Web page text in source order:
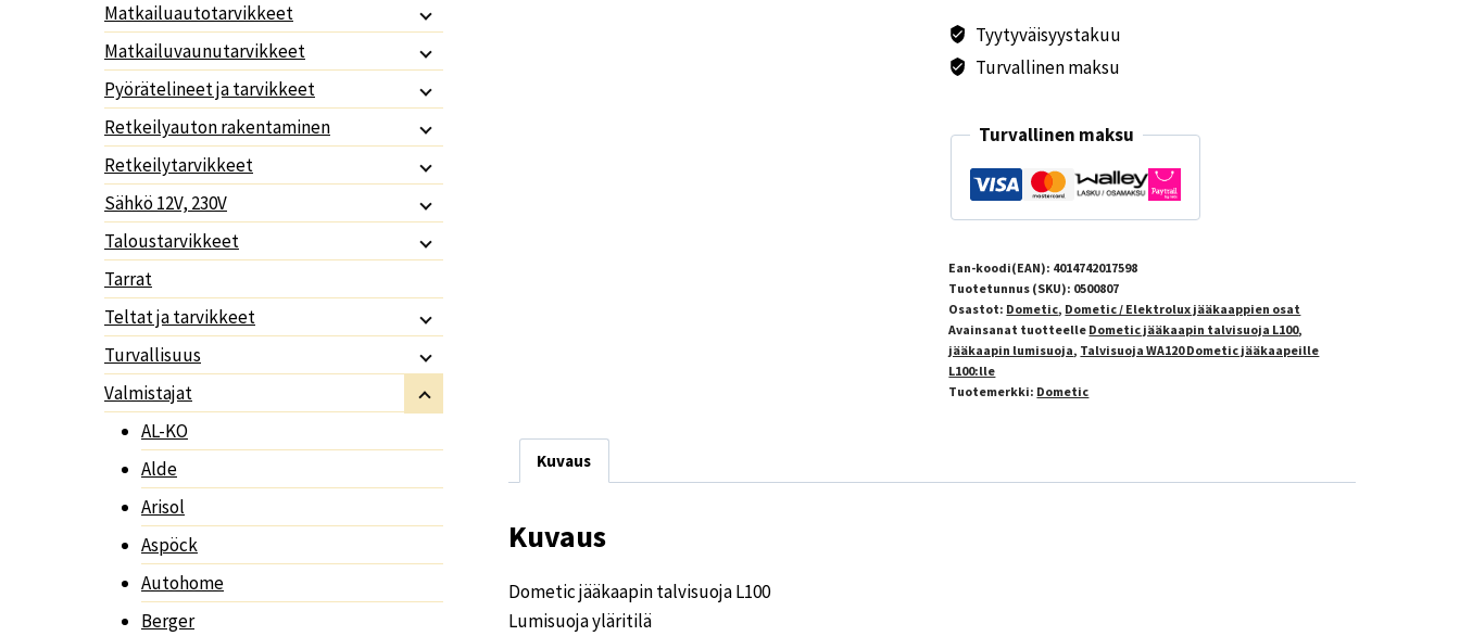
Tyytyväisyystakuu
Turvallinen maksu
Turvallinen maksu
Ean-koodi(EAN): 4014742017598
Tuotetunnus (SKU): 0500807
Osastot: Dometic, Dometic / Elektrolux jääkaappien osat
Avainsanat tuotteelle Dometic jääkaapin talvisuoja L100,
jääkaapin lumisuoja, Talvisuoja WA120 Dometic jääkaapeille
L100:lle
Tuotemerkki: Dometic
Kuvaus
Kuvaus
Dometic jääkaapin talvisuoja L100
Lumisuoja yläritilä
Matkailuautotarvikkeet
Matkailuvaunutarvikkeet
Pyörätelineet ja tarvikkeet
Retkeilyauton rakentaminen
Retkeilytarvikkeet
Sähkö 12V, 230V
Taloustarvikkeet
Tarrat
Teltat ja tarvikkeet
Turvallisuus
Valmistajat
AL-KO
Alde
Arisol
Aspöck
Autohome
Berger